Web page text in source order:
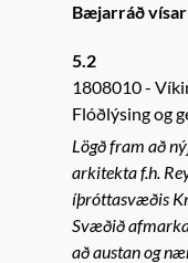
Bæjarráð
5.2
1808010
Flóðlýsing og
Lögð fram að
arkitekta f.h.
íþróttasvæðis
Svæðið
að austan og